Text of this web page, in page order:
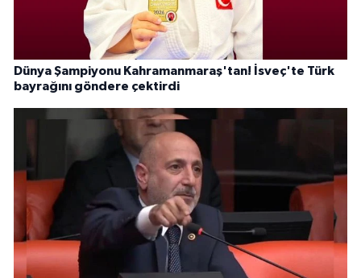
Dünya Şampiyonu Kahramanmaraş'tan! İsveç'te Türk
bayrağını göndere çektirdi